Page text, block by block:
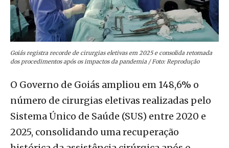
Goiás registra recorde de cirurgias eletivas em 2025 e consolida retomada
dos procedimentos após os impactos da pandemia / Foto: Reprodução
O Governo de Goiás ampliou em 148,6% o
número de cirurgias eletivas realizadas pelo
Sistema Único de Saúde (SUS) entre 2020 e
2025, consolidando uma recuperação